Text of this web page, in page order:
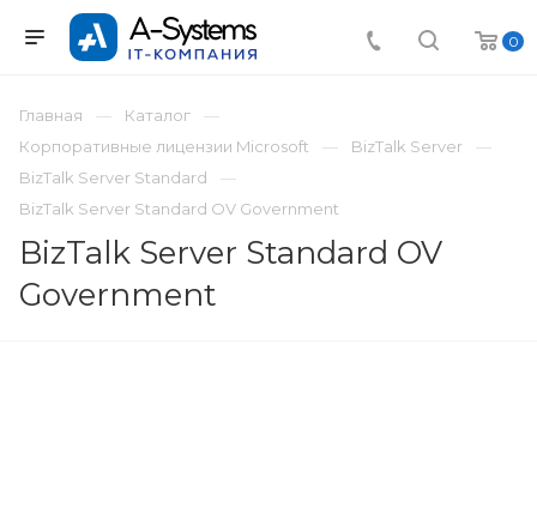
0
Главная
Каталог
Корпоративные лицензии Microsoft
BizTalk Server
BizTalk Server Standard
BizTalk Server Standard OV Government
BizTalk Server Standard OV
Government